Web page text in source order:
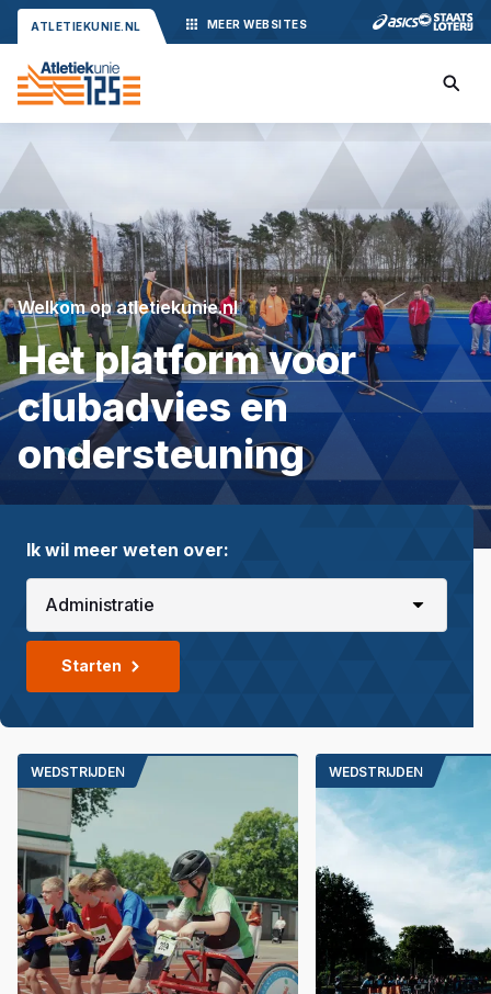
ATLETIEKUNIE.NL MEER WEBSITES
Welkom op atletiekunie.nl
Het platform voor
clubadvies en
ondersteuning
Ik wil meer weten over:
Starten
WEDSTRIJDEN WEDSTRIJDEN